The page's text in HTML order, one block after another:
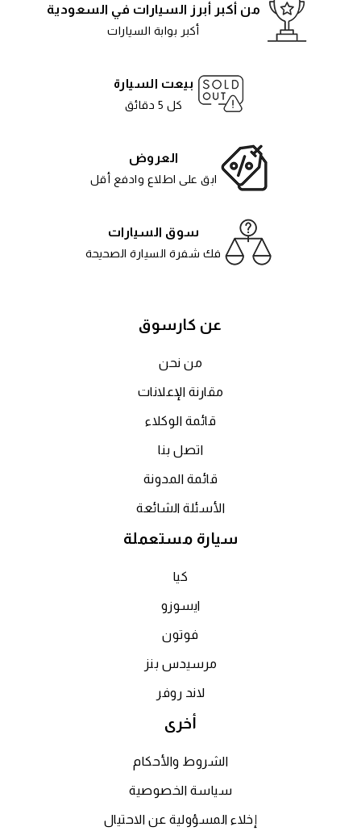
من أكبر أبرز السيارات في السعودية
أكبر بوابة السيارات
بيعت السيارة
كل 5 دقائق
العروض
ابق على اطلاع وادفع أقل
سوق السيارات
فك شفرة السيارة الصحيحة
عن كارسوق
من نحن
مقارنة الإعلانات
قائمة الوكلاء
اتصل بنا
قائمة المدونة
الأسئلة الشائعة
سيارة مستعملة
كيا
ايسوزو
فوتون
مرسيدس بنز
لاند روفر
أخرى
الشروط والأحكام
سياسة الخصوصية
إخلاء المسؤولية عن الاحتيال